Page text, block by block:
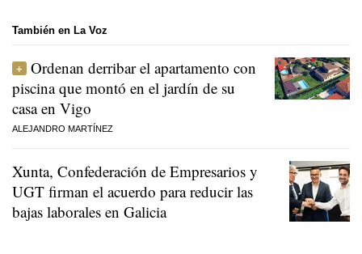
También en La Voz
Ordenan derribar el apartamento con
piscina que montó en el jardín de su
casa en Vigo
ALEJANDRO MARTÍNEZ
Xunta, Confederación de Empresarios y
UGT firman el acuerdo para reducir las
bajas laborales en Galicia